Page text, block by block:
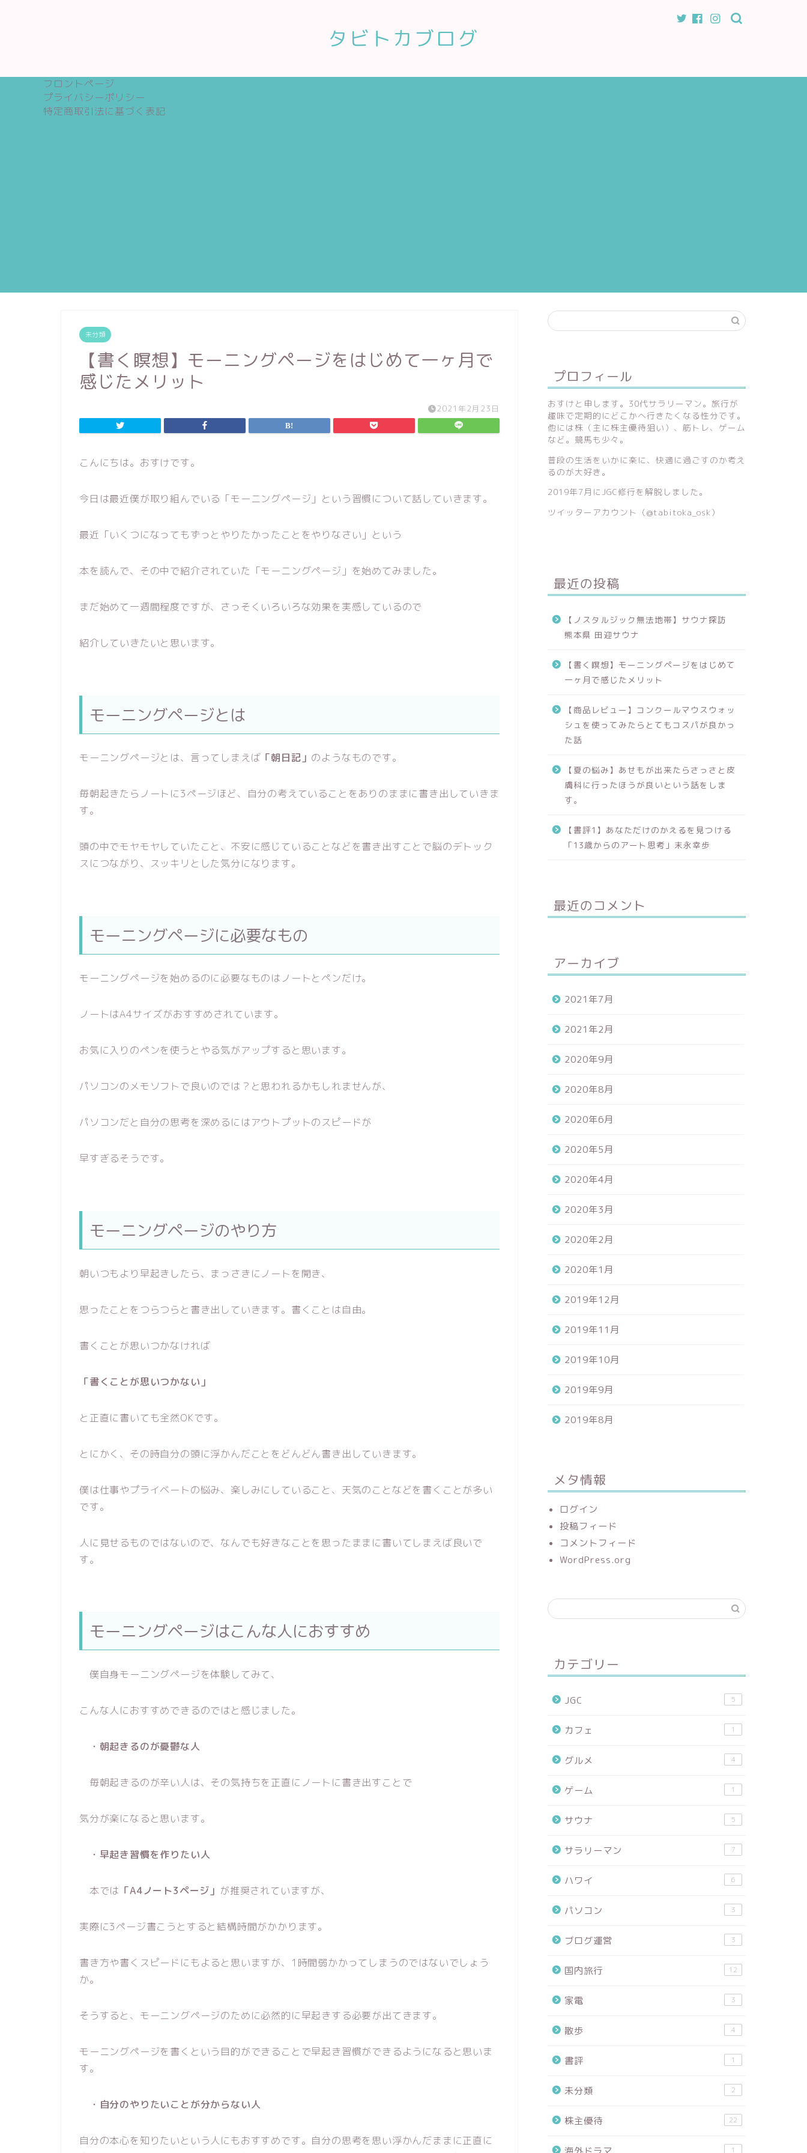
タビトカブログ
フロントページ
プライバシーポリシー
特定商取引法に基づく表記
未分類
【書く瞑想】モーニングページをはじめて一ヶ月で
感じたメリット
2021年2月23日
こんにちは。おすけです。
今日は最近僕が取り組んでいる「モーニングページ」という習慣について話していきます。
最近「いくつになってもずっとやりたかったことをやりなさい」という
本を読んで、その中で紹介されていた「モーニングページ」を始めてみました。
まだ始めて一週間程度ですが、さっそくいろいろな効果を実感しているので
紹介していきたいと思います。
モーニングページとは
モーニングページとは、言ってしまえば 「朝日記」 のようなものです。
毎朝起きたらノートに3ページほど、自分の考えていることをありのままに書き出していきま
す。
頭の中でモヤモヤしていたこと、不安に感じていることなどを書き出すことで脳のデトック
スにつながり、スッキリとした気分になります。
モーニングページに必要なもの
モーニングページを始めるのに必要なものはノートとペンだけ。
ノートはA4サイズがおすすめされています。
お気に入りのペンを使うとやる気がアップすると思います。
パソコンのメモソフトで良いのでは？と思われるかもしれませんが、
パソコンだと自分の思考を深めるにはアウトプットのスピードが
早すぎるそうです。
モーニングページのやり方
朝いつもより早起きしたら、まっさきにノートを開き、
思ったことをつらつらと書き出していきます。書くことは自由。
書くことが思いつかなければ
「書くことが思いつかない」
と正直に書いても全然OKです。
とにかく、その時自分の頭に浮かんだことをどんどん書き出していきます。
僕は仕事やプライベートの悩み、楽しみにしていること、天気のことなどを書くことが多い
です。
人に見せるものではないので、なんでも好きなことを思ったままに書いてしまえば良いで
す。
モーニングページはこんな人におすすめ
僕自身モーニングページを体験してみて、
こんな人におすすめできるのではと感じました。
・朝起きるのが憂鬱な人
毎朝起きるのが辛い人は、その気持ちを正直にノートに書き出すことで
気分が楽になると思います。
・早起き習慣を作りたい人
本では 「A4ノート3ページ」 が推奨されていますが、
実際に3ページ書こうとすると結構時間がかかります。
書き方や書くスピードにもよると思いますが、1時間弱かかってしまうのではないでしょう
か。
そうすると、モーニングページのために必然的に早起きする必要が出てきます。
モーニングページを書くという目的ができることで早起き習慣ができるようになると思いま
す。
・自分のやりたいことが分からない人
自分の本心を知りたいという人にもおすすめです。自分の思考を思い浮かんだままに正直に
プロフィール
おすけと申します。30代サラリーマン。旅行が
趣味で定期的にどこかへ行きたくなる性分です。
他には株（主に株主優待狙い）、筋トレ、ゲーム
など。競馬も少々。
普段の生活をいかに楽に、快適に過ごすのか考え
るのが大好き。
2019年7月にJGC修行を解脱しました。
ツイッターアカウント（@tabitoka_osk）
最近の投稿
【ノスタルジック無法地帯】サウナ探訪
熊本県 田迎サウナ
【書く瞑想】モーニングページをはじめて
一ヶ月で感じたメリット
【商品レビュー】コンクールマウスウォッ
シュを使ってみたらとてもコスパが良かっ
た話
【夏の悩み】あせもが出来たらさっさと皮
膚科に行ったほうが良いという話をしま
す。
【書評1】あなただけのかえるを見つける
「13歳からのアート思考」末永幸歩
最近のコメント
アーカイブ
2021年7月
2021年2月
2020年9月
2020年8月
2020年6月
2020年5月
2020年4月
2020年3月
2020年2月
2020年1月
2019年12月
2019年11月
2019年10月
2019年9月
2019年8月
メタ情報
ログイン
投稿フィード
コメントフィード
WordPress.org
カテゴリー
JGC 5
カフェ 1
グルメ 4
ゲーム 1
サウナ 5
サラリーマン 7
ハワイ 6
パソコン 3
ブログ運営 3
国内旅行 12
家電 3
散歩 4
書評 1
未分類 2
株主優待 22
1